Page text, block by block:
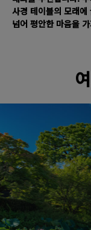
사경 테이블의 모래
넘어 평안한 마음을